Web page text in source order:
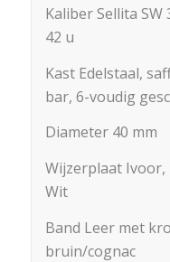
Kaliber Sellita
42 u
Kast Edelstaal,
bar, 6-voudig
Diameter 40 mm
Wijzerplaat
Wit
Band Leer met
bruin/cognac